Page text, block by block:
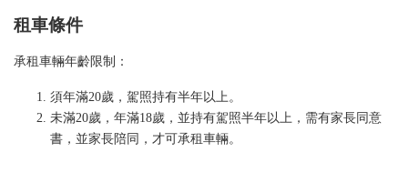
租車條件
承租車輛年齡限制：
須年滿20歲，駕照持有半年以上。
未滿20歲，年滿18歲，並持有駕照半年以上，需有家長同意
書，並家長陪同，才可承租車輛。